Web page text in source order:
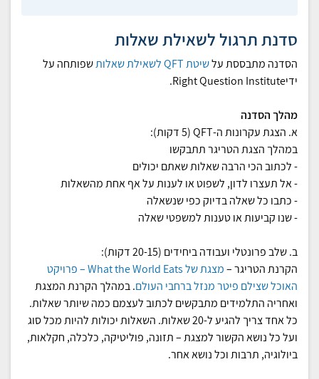
סדנת תרגול לשאילת שאלות
הסדנה מתבססת עלשיטת QFT לשאילת שאלות
שפותחה על
ידיRight Question Institute.
מהלך הסדנה
א. הצגת עקרונות ה-QFT (5 דקות):
במהלך הצגת הטריגר תתבקשו
- לכתוב הכי הרבה שאלות שאתם יכולים
- אל תעצרו לדון, לשפוט או לענות על אף אחת מהשאלות
- כתבו כל שאלה בדיוק כפי שנשאלה
- שנו קביעות או טענות למשפטי שאלה
ב. שלב פרונטלי ועבודה ביחידים (20-15 דקות):
הקרנת הטריגר –
מצגת של What the World Eats – פרויקט
האוכל שצילם פיטר מנזל ברחבי העולם. במהלך הקרנת המצגת
ואחריה התלמידים מתבקשים לכתוב לעצמם כמה שיותר שאלות.
כל אחד צריך להגיע ל-20 שאלות. השאלות יכולות להיות מכל סוג
ועל כל נושא הקשור למצגת – תזונה, פוליטיקה, כלכלה, חקלאות,
ביולוגיה, תרבות וכל נושא אחר.